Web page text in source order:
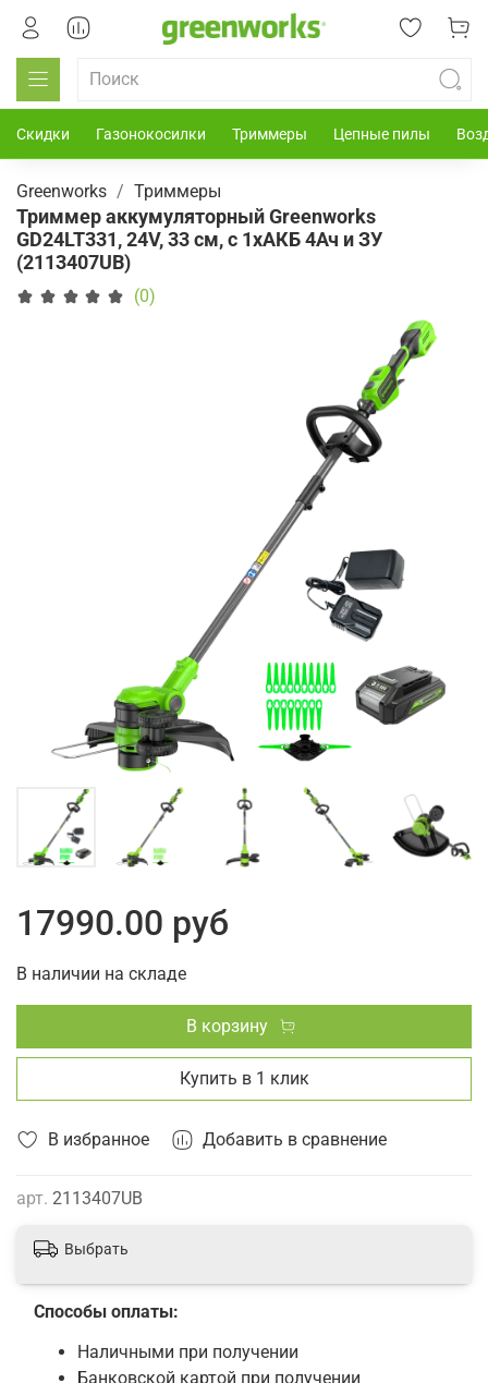
Скидки Газонокосилки Триммеры Цепные пилы
Greenworks Триммеры
Триммер аккумуляторный Greenworks
GD24LT331, 24V, 33 см, с 1хАКБ 4Ач и ЗУ
(2113407UB)
(0)
В избранное Добавить в сравнение
арт. 2113407UB
17990.00 руб
В наличии на складе
В корзину
Купить в 1 клик
Выбрать
Способы оплаты:
Наличными при получении
Банковской картой при получении